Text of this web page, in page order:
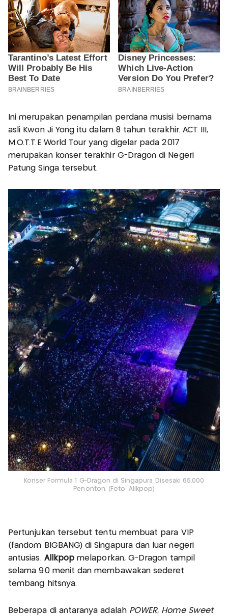
Ini merupakan penampilan perdana musisi bernama
asli Kwon Ji Yong itu dalam 8 tahun terakhir. ACT III,
M.O.T.T.E World Tour yang digelar pada 2017
merupakan konser terakhir G-Dragon di Negeri
Patung Singa tersebut.
Konser Formula 1 G-Dragon di Singapura Disesaki 65.000
Penonton. (Foto: Allkpop)
Pertunjukan tersebut tentu membuat para VIP
(fandom BIGBANG) di Singapura dan luar negeri
antusias. Allkpop melaporkan, G-Dragon tampil
selama 90 menit dan membawakan sederet
tembang hitsnya.
Beberapa di antaranya adalah POWER, Home Sweet